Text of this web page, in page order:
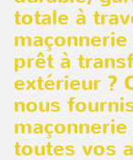
totale à
prêt à
extérieur ?
nous
toutes vos